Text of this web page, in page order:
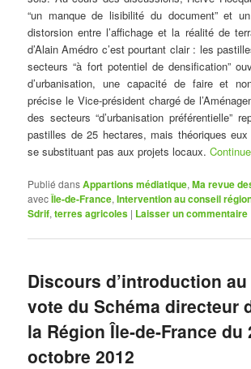
“un manque de lisibilité du document” et
distorsion entre l’affichage et la réalité de
d’Alain Amédro c’est pourtant clair : les
secteurs “à fort potentiel de densification”
d’urbanisation, une capacité de faire et
précise le Vice-président chargé de
des secteurs “d’urbanisation préférentielle”
pastilles de 25 hectares, mais théoriques
se substituant pas aux projets locaux.
Publié dansAppartions médiatique,Ma revue
avecÎle-de-France,Intervention au conseil
Sdrif,terres agricoles | Laisser un commentaire
Discours d’introduction au
vote du Schéma directeur
la Région Île-de-France du
octobre 2012